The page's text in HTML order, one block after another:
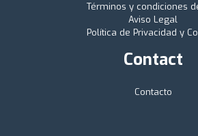
Términos y condiciones
Aviso Legal
Política de Privacidad y
Contact
Contacto